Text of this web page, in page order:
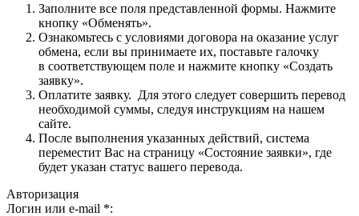
Заполните все поля представленной формы. Нажмите
кнопку «Обменять».
Ознакомьтесь с условиями договора на оказание услуг
обмена, если вы принимаете их, поставьте галочку
в соответствующем поле и нажмите кнопку «Создать
заявку».
Оплатите заявку. Для этого следует совершить перевод
необходимой суммы, следуя инструкциям на нашем
сайте.
После выполнения указанных действий, система
переместит Вас на страницу «Состояние заявки», где
будет указан статус вашего перевода.
Авторизация
Логин или e-mail *: